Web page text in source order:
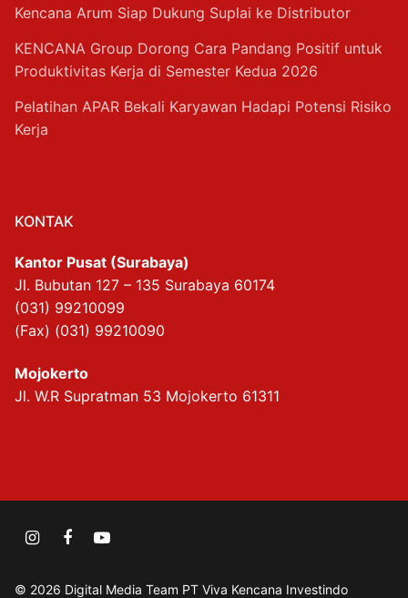
Kencana Arum Siap Dukung Suplai ke Distributor
KENCANA Group Dorong Cara Pandang Positif untuk
Produktivitas Kerja di Semester Kedua 2026
Pelatihan APAR Bekali Karyawan Hadapi Potensi Risiko
Kerja
KONTAK
Kantor Pusat (Surabaya)
Jl. Bubutan 127 – 135 Surabaya 60174
(031) 99210099
(Fax) (031) 99210090
Mojokerto
Jl. W.R Supratman 53 Mojokerto 61311
© 2026 Digital Media Team PT Viva Kencana Investindo